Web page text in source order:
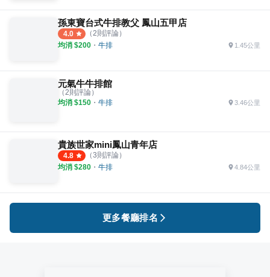
孫東寶台式牛排教父 鳳山五甲店
4.0 （ 2則評論）
均消 $200 ・ 牛排 1.45公里
元氣牛牛排館
（ 2則評論）
均消 $150 ・ 牛排 3.46公里
貴族世家mini鳳山青年店
4.8 （3則評論）
均消 $280 ・ 牛排 4.84公里
更多餐廳排名